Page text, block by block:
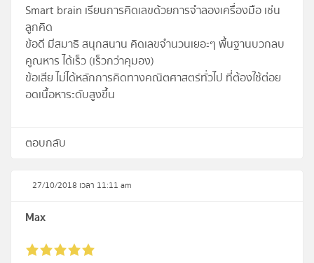
Smart brain เรียนการคิดเลขด้วยการจำลองเครื่องมือ เช่น
ลูกคิด
ข้อดี มีสมาธิ สนุกสนาน คิดเลขจำนวนเยอะๆ พื้นฐานบวกลบ
คูณหาร ได้เร็ว (เร็วกว่าคุมอง)
ข้อเสีย ไม่ได้หลักการคิดทางคณิตศาสตร์ทั่วไป ที่ต้องใช้ต่อย
อดเนื้อหาระดับสูงขึ้น
ตอบกลับ
27/10/2018 เวลา 11:11 am
Max